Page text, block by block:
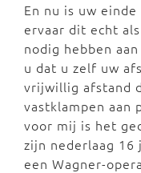
En nu is uw
ervaar dit echt
nodig hebben
u dat u zelf uw
vrijwillig afstand
vastklampen aan
voor mij is het
zijn nederlaag 16
een Wagner-